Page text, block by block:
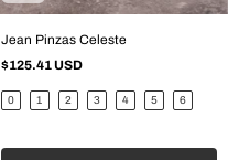
Jean Pinzas Celeste
$125.41 USD
0 1 2 3 4 5 6